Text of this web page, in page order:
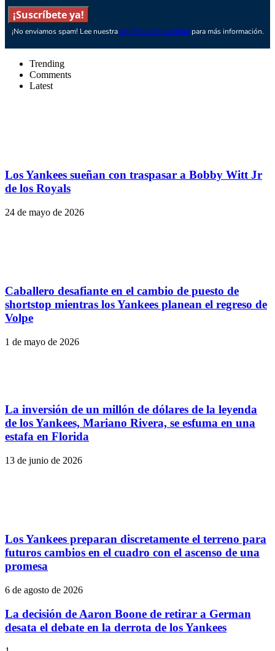
¡Suscríbete ya!
¡No enviamos spam! Lee nuestra política de privacidad para más información.
Trending
Comments
Latest
Los Yankees sueñan con traspasar a Bobby Witt Jr
de los Royals
24 de mayo de 2026
Caballero desafiante en el cambio de puesto de
shortstop mientras los Yankees planean el regreso de
Volpe
1 de mayo de 2026
La inversión de un millón de dólares de la leyenda
de los Yankees, Mariano Rivera, se esfuma en una
estafa en Florida
13 de junio de 2026
Los Yankees preparan discretamente el terreno para
futuros cambios en el cuadro con el ascenso de una
promesa
6 de agosto de 2026
La decisión de Aaron Boone de retirar a German
desata el debate en la derrota de los Yankees